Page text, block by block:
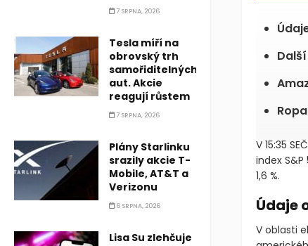
V 15:35
index
1,6 %.
Údaje
V oblasti
7 SRPNA, 2026
Tesla míří na
obrovský trh
samořiditelných
aut. Akcie
reagují růstem
7 SRPNA, 2026
Plány Starlinku
srazily akcie T-
Mobile, AT&T a
Verizonu
6 SRPNA, 2026
Lisa Su zlehčuje